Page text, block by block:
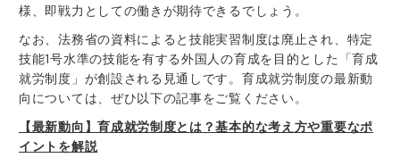
様、即戦力としての働きが期待できるでしょう。
なお、法務省の資料によると技能実習制度は廃止され、特定
技能1号水準の技能を有する外国人の育成を目的とした「育成
就労制度」が創設される見通しです。育成就労制度の最新動
向については、ぜひ以下の記事をご覧ください。
【最新動向】育成就労制度とは？基本的な考え方や重要なポ
イントを解説